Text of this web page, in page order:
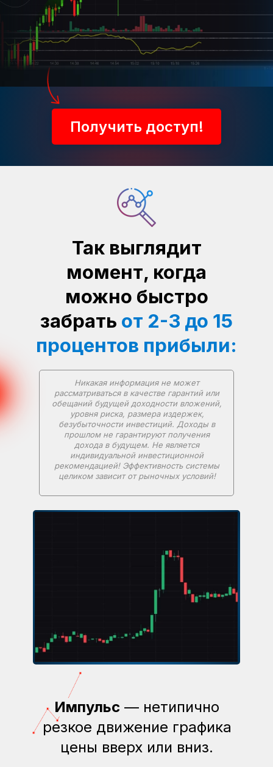
Получить доступ!
Так выглядит
момент, когда
можно быстро
забрать от 2-3 до 15
процентов прибыли:
Никакая информация не может
рассматриваться в качестве гарантий или
обещаний будущей доходности вложений,
уровня риска, размера издержек,
безубыточности инвестиций. Доходы в
прошлом не гарантируют получения
дохода в будущем. Не является
индивидуальной инвестиционной
рекомендацией! Эффективность системы
целиком зависит от рыночных условий!
Импульс — нетипично
резкое движение графика
цены вверх или вниз.